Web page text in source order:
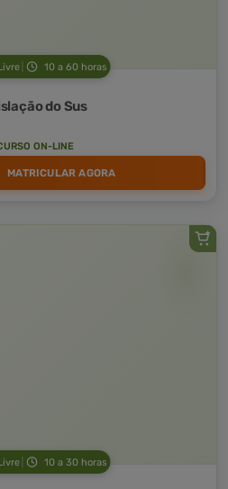
10 a 60 horas
do Sus
ON-LINE
MATRICULAR AGORA
10 a 30 horas